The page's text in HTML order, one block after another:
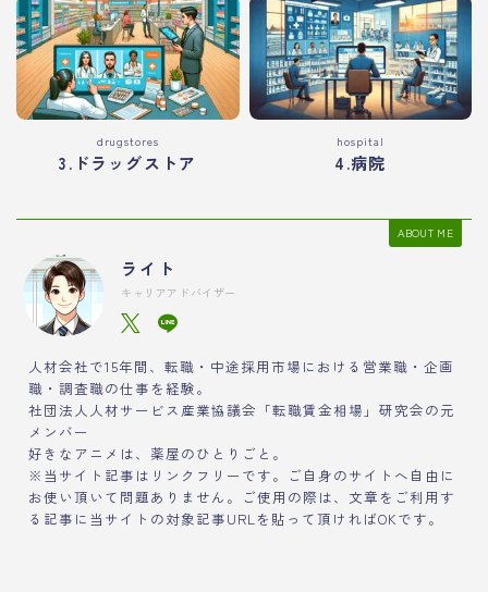
drugstores
3.ドラッグストア
hospital
4.病院
ABOUT ME
ライト
キャリアアドバイザー
人材会社で15年間、転職・中途採用市場における営業職・企画
職・調査職の仕事を経験。
社団法人人材サービス産業協議会「転職賃金相場」研究会の元
メンバー
好きなアニメは、薬屋のひとりごと。
※当サイト記事はリンクフリーです。ご自身のサイトへ自由に
お使い頂いて問題ありません。ご使用の際は、文章をご利用す
る記事に当サイトの対象記事URLを貼って頂ければOKです。